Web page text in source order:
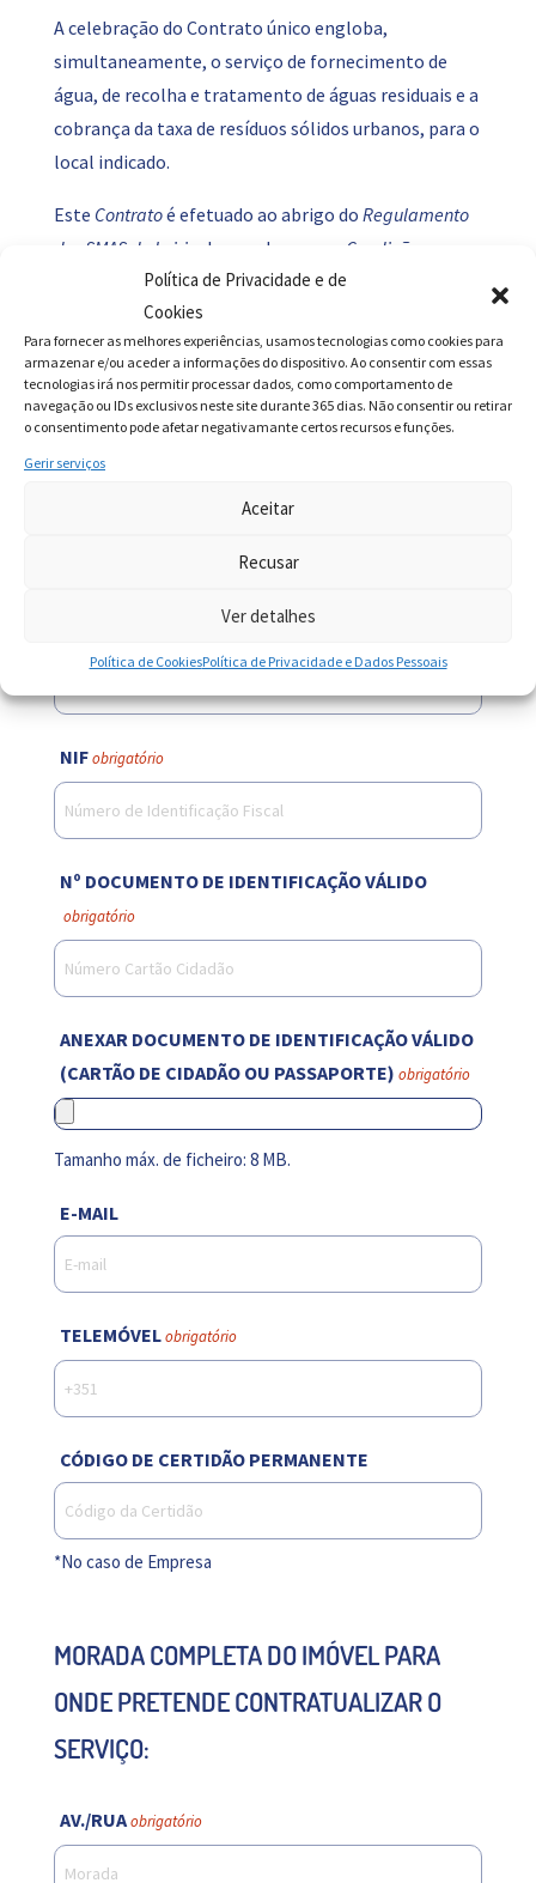
Política de Privacidade e de
Cookies
Para fornecer as melhores experiências, usamos tecnologias como cookies para
armazenar e/ou aceder a informações do dispositivo. Ao consentir com essas
tecnologias irá nos permitir processar dados, como comportamento de
navegação ou IDs exclusivos neste site durante 365 dias. Não consentir ou retirar
o consentimento pode afetar negativamante certos recursos e funções.
Gerir serviços
Aceitar
Recusar
Ver detalhes
Política de CookiesPolítica de Privacidade e Dados Pessoais
A celebração do Contrato único engloba,
simultaneamente, o serviço de fornecimento de
água, de recolha e tratamento de águas residuais e a
cobrança da taxa de resíduos sólidos urbanos, para o
local indicado.
Este Contratoé efetuado ao abrigo do Regulamento
dos SMAS de Leiria
de acordo com as
Condições
(documentos que se encontram no
nosso site), e da legislação aplicável em vigor.
Nota importante:Este documento é provisório até
os dados serem validados pelos SMAS de Leiria. Caso
haja necessidade de mais elementos entraremos em
contacto.
IDENTIFICAÇÃO DO CLIENTE
NIFobrigatório
Nº DOCUMENTO DE IDENTIFICAÇÃO VÁLIDO
obrigatório
ANEXAR DOCUMENTO DE IDENTIFICAÇÃO VÁLIDO
(CARTÃO DE CIDADÃO OU PASSAPORTE) obrigatório
Tamanho máx. de ficheiro: 8 MB.
E-MAIL
TELEMÓVELobrigatório
CÓDIGO DE CERTIDÃO PERMANENTE
*No caso de Empresa
MORADA COMPLETA DO IMÓVEL PARA
ONDE PRETENDE CONTRATUALIZAR O
SERVIÇO:
AV./RUAobrigatório